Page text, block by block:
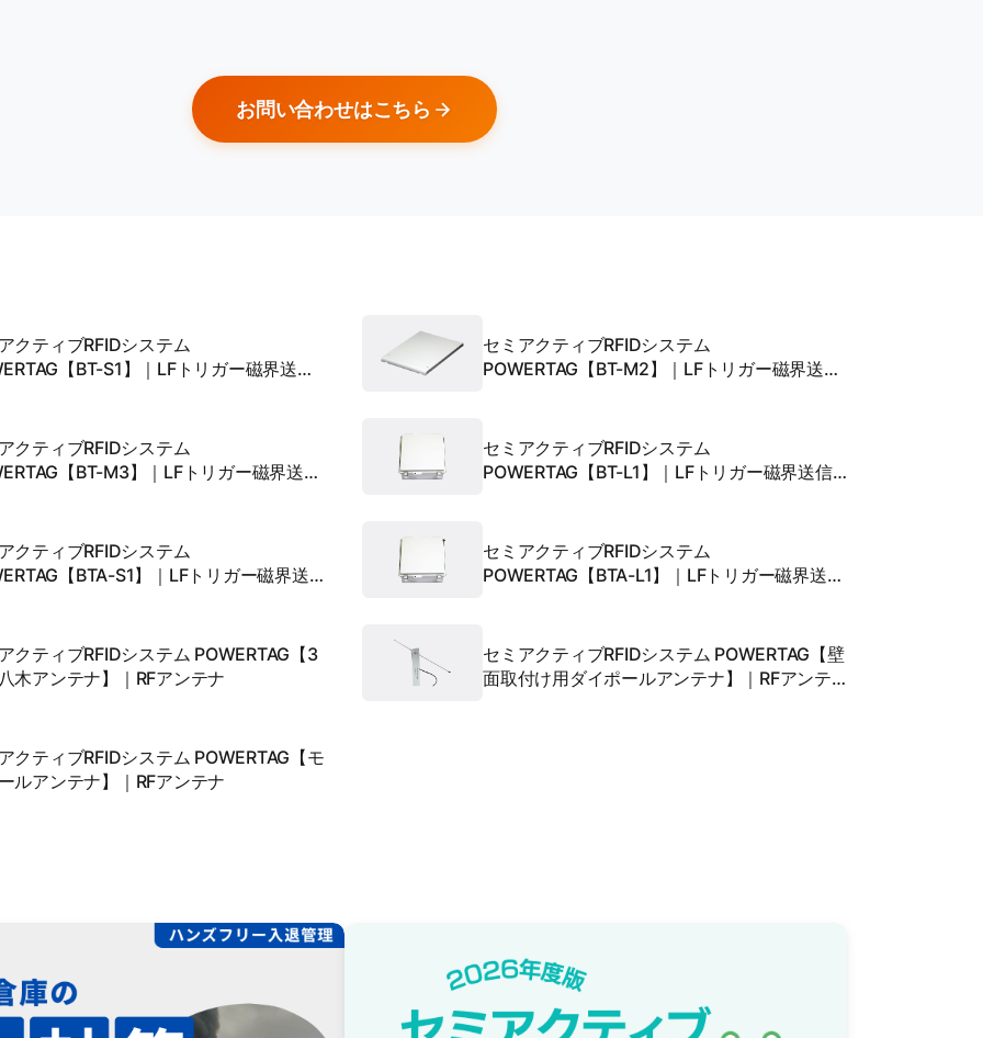
お問い合わせはこちら
クティブRFIDシステム
【BT-S1】｜LFトリガー磁界送信
セミアクティブRFIDシステム
POWERTAG【BT-M2】｜LFトリガー磁界送信
クティブRFIDシステム
【BT-M3】｜LFトリガー磁界送信
セミアクティブRFIDシステム
POWERTAG【BT-L1】｜LFトリガー磁界送信
クティブRFIDシステム
【BTA-S1】｜LFトリガー磁界送信
セミアクティブRFIDシステム
POWERTAG【BTA-L1】｜LFトリガー磁界送信
クティブRFIDシステム POWERTAG【3
木アンテナ】｜RFアンテナ
セミアクティブRFIDシステム POWERTAG【壁
面取付け用ダイポールアンテナ】｜RFアンテ
クティブRFIDシステム POWERTAG【モ
ルアンテナ】｜RFアンテナ